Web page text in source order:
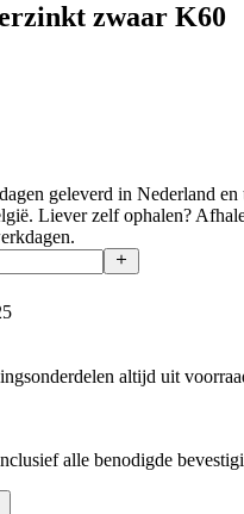
zwaar K60
geleverd in Nederland
Liever zelf ophalen?
altijd uit
alle benodigde